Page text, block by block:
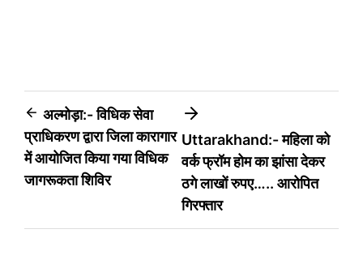
Post
navigation
अल्मोड़ा:- विधिक सेवा
प्राधिकरण द्वारा जिला कारागार
में आयोजित किया गया विधिक
जागरूकता शिविर
Uttarakhand:- महिला को
वर्क फ्रॉम होम का झांसा देकर
ठगे लाखों रुपए….. आरोपित
गिरफ्तार